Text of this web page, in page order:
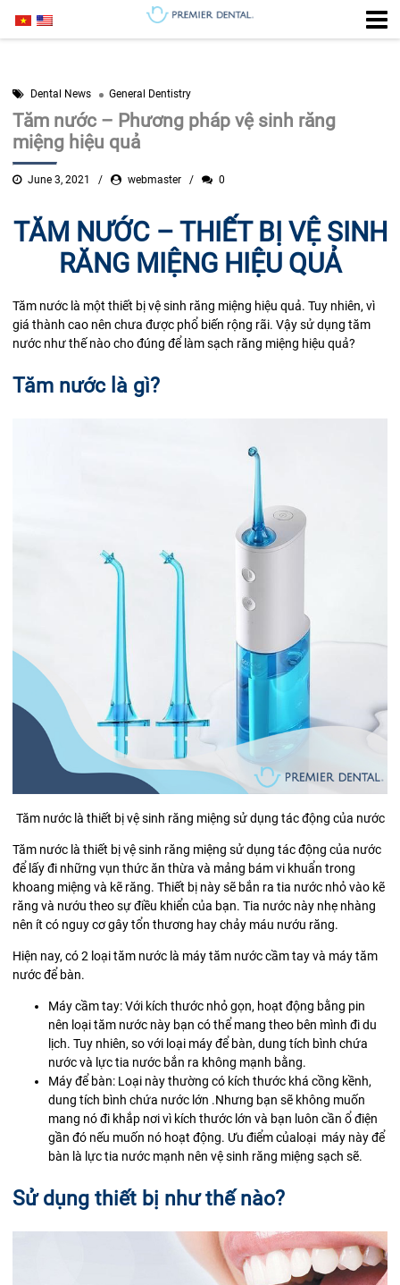
Dental News General Dentistry
Tăm nước – Phương pháp vệ sinh răng
miệng hiệu quả
June 3, 2021 webmaster 0
TĂM NƯỚC – THIẾT BỊ VỆ SINH
RĂNG MIỆNG HIỆU QUẢ
Tăm nước là một thiết bị vệ sinh răng miệng hiệu quả. Tuy nhiên, vì
giá thành cao nên chưa được phổ biến rộng rãi. Vậy sử dụng tăm
nước như thế nào cho đúng để làm sạch răng miệng hiệu quả?
Tăm nước là gì?
Tăm nước là thiết bị vệ sinh răng miệng sử dụng tác động của nước
Tăm nước là thiết bị vệ sinh răng miệng sử dụng tác động của nước
để lấy đi những vụn thức ăn thừa và mảng bám vi khuẩn trong
khoang miệng và kẽ răng. Thiết bị này sẽ bắn ra tia nước nhỏ vào kẽ
răng và nướu theo sự điều khiển của bạn. Tia nước này nhẹ nhàng
nên ít có nguy cơ gây tổn thương hay chảy máu nướu răng.
Hiện nay, có 2 loại tăm nước là máy tăm nước cầm tay và máy tăm
nước để bàn.
Máy cầm tay: Với kích thước nhỏ gọn, hoạt động bằng pin
nên loại tăm nước này bạn có thể mang theo bên mình đi du
lịch. Tuy nhiên, so với loại máy để bàn, dung tích bình chứa
nước và lực tia nước bắn ra không mạnh bằng.
Máy để bàn: Loại này thường có kích thước khá cồng kềnh,
dung tích bình chứa nước lớn .Nhưng bạn sẽ không muốn
mang nó đi khắp nơi vì kích thước lớn và bạn luôn cần ổ điện
gần đó nếu muốn nó hoạt động. Ưu điểm củaloại máy này để
bàn là lực tia nước mạnh nên vệ sinh răng miệng sạch sẽ.
Sử dụng thiết bị như thế nào?